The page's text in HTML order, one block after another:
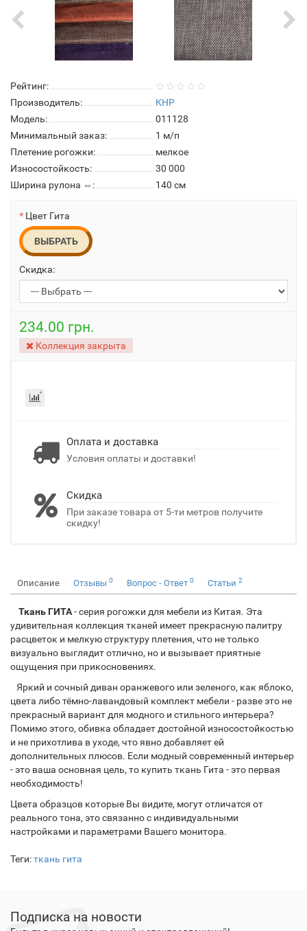
Рейтинг:
Производитель:
КНР
Модель:
011128
Минимальный заказ:
1 м/п
Плетение рогожки:
мелкое
Износостойкость:
30 000
Ширина рулона ⇔:
140 см
Цвет Гита
ВЫБРАТЬ
Скидка:
234.00 грн.
Коллекция закрыта
Оплата и доставка
Условия оплаты и доставки!
Скидка
При заказе товара от 5-ти метров получите
скидку!
Описание Отзывы 0 Вопрос - Ответ 0 Статьи 2
Ткань ГИТА- серия рогожки для мебели из Китая. Эта
удивительная коллекция тканей имеет прекрасную палитру
расцветок и мелкую структуру плетения, что не только
визуально выглядит отлично, но и вызывает приятные
ощущения при прикосновениях.
Яркий и сочный диван оранжевого или зеленого, как яблоко,
цвета либо тёмно-лавандовый комплект мебели - разве это не
прекрасный вариант для модного и стильного интерьера?
Помимо этого, обивка обладает достойной износостойкостью
и не прихотлива в уходе, что явно добавляет ей
дополнительных плюсов. Если модный современный интерьер
- это ваша основная цель, то купить ткань Гита - это первая
необходимость!
Цвета образцов которые Вы видите, могут отличатся от
реального тона, это связанно с индивидуальными
настройками и параметрами Вашего монитора.
Теги:ткань гита
Подписка на новости